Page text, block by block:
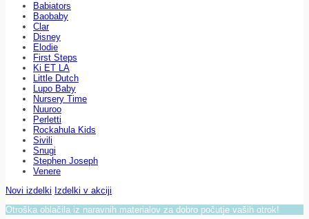
Babiators
Baobaby
Clar
Disney
Elodie
First Steps
Ki ET LA
Little Dutch
Lupo Baby
Nursery Time
Nuuroo
Perletti
Rockahula Kids
Sivili
Snugi
Stephen Joseph
Venere
Novi izdelki Izdelki v akciji
Otroška oblačila iz naravnih materialov za dobro počutje vaših otrok!